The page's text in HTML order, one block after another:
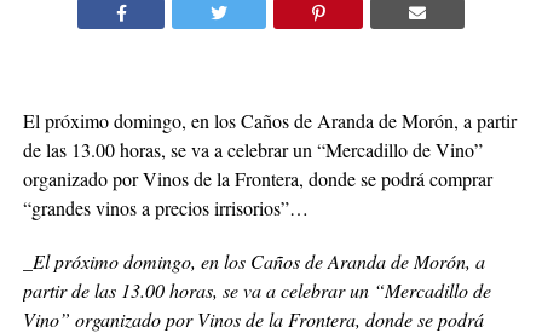
El próximo domingo, en los Caños de Aranda de Morón, a partir
de las 13.00 horas, se va a celebrar un “Mercadillo de Vino”
organizado por Vinos de la Frontera, donde se podrá comprar
“grandes vinos a precios irrisorios”…
_El próximo domingo, en los Caños de Aranda de Morón, a
partir de las 13.00 horas, se va a celebrar un “Mercadillo de
Vino” organizado por Vinos de la Frontera, donde se podrá